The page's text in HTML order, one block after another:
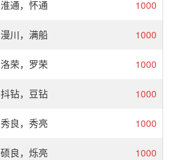
淮通，怀通 1000
漫川，满船 1000
洛荣，罗荣 1000
抖钻，豆钻 1000
秀良，秀亮 1000
硕良，烁亮 1000